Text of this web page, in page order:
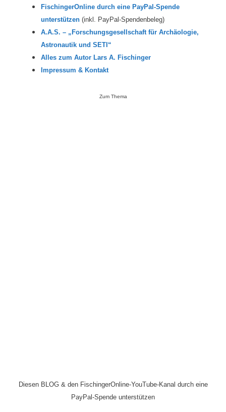
FischingerOnline durch eine PayPal-Spende
unterstützen (inkl. PayPal-Spendenbeleg)
A.A.S. – „Forschungsgesellschaft für Archäologie,
Astronautik und SETI“
Alles zum Autor Lars A. Fischinger
Impressum & Kontakt
Zum Thema
Diesen BLOG & den FischingerOnline-YouTube-Kanal durch eine
PayPal-Spende unterstützen